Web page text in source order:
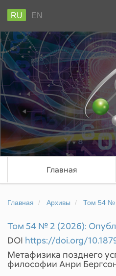
RU EN
Главная
Главная Архивы Том 54 №
Том 54 № 2 (2026):
DOI https://doi.org/
Метафизика позднего
философии Анри